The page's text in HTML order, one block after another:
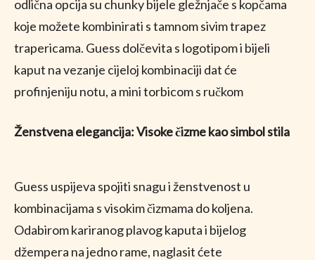
odlična opcija su chunky bijele gležnjače s kopčama
koje možete kombinirati s tamnom sivim trapez
trapericama. Guess dolčevita s logotipom i bijeli
kaput na vezanje cijeloj kombinaciji dat će
profinjeniju notu, a mini torbicom s ručkom
Ženstvena elegancija: Visoke čizme kao simbol stila
Guess uspijeva spojiti snagu i ženstvenost u
kombinacijama s visokim čizmama do koljena.
Odabirom kariranog plavog kaputa i bijelog
džempera na jedno rame, naglasit ćete